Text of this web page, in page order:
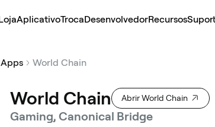
AplicativoTrocaDesenvolvedorRecursos
World Chain
World Chain Abrir World Chain
Gaming, Canonical Bridge